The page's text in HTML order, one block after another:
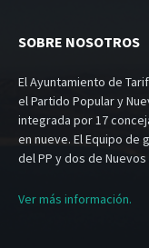
SOBRE NOSOTROS
El Ayuntamiento de
el Partido Popular y
integrada por 17
en nueve. El Equipo
del PP y dos de Nuevos
Ver más información.